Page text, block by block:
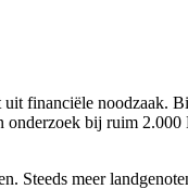
financiële noodzaak.
bij ruim
Steeds meer